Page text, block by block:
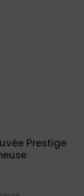
Prestige